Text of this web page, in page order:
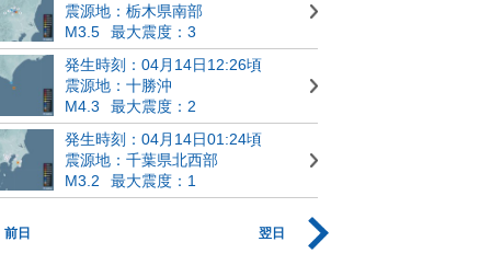
震源地：栃木県南部
M3.5
最大震度：3
発生時刻：04月14日12:26頃
震源地：十勝沖
M4.3
最大震度：2
発生時刻：04月14日01:24頃
震源地：千葉県北西部
M3.2
最大震度：1
前日 翌日